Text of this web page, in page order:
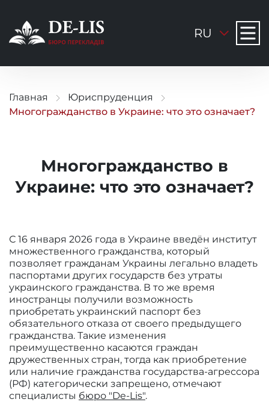
RU
Главная
Юриспруденция
Многогражданство в Украине: что это означает?
Многогражданство в
Украине: что это означает?
С 16 января 2026 года в Украине введён институт
множественного гражданства, который
позволяет гражданам Украины легально владеть
паспортами других государств без утраты
украинского гражданства. В то же время
иностранцы получили возможность
приобретать украинский паспорт без
обязательного отказа от своего предыдущего
гражданства. Такие изменения
преимущественно касаются граждан
дружественных стран, тогда как приобретение
или наличие гражданства государства-агрессора
(РФ) категорически запрещено, отмечают
специалисты бюро "De-Lis".